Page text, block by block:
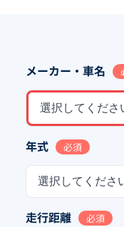
メーカー・車名
選択してくださ
年式 必須
選択してくださ
走行距離 必須